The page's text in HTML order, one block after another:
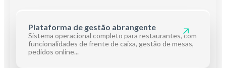
Plataforma de gestão abrangente
Sistema operacional completo para restaurantes, com
funcionalidades de frente de caixa, gestão de mesas,
pedidos online...